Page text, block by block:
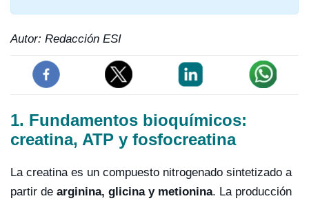
Autor: Redacción ESI
1. Fundamentos bioquímicos:
creatina, ATP y fosfocreatina
La creatina es un compuesto nitrogenado sintetizado a
partir de arginina, glicina y metionina. La producción